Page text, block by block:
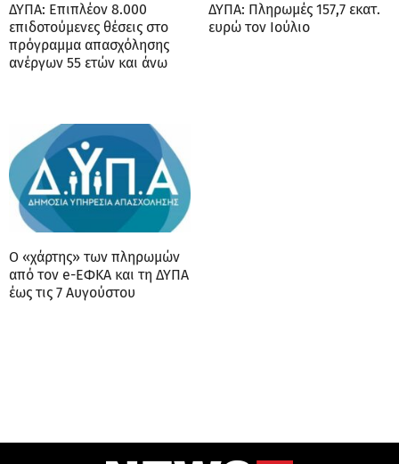
ΔΥΠΑ: Επιπλέον 8.000
επιδοτούμενες θέσεις στο
πρόγραμμα απασχόλησης
ανέργων 55 ετών και άνω
ΔΥΠΑ: Πληρωμές 157,7 εκατ.
ευρώ τον Ιούλιο
Ο «χάρτης» των πληρωμών
από τον e-ΕΦΚΑ και τη ΔΥΠΑ
έως τις 7 Αυγούστου